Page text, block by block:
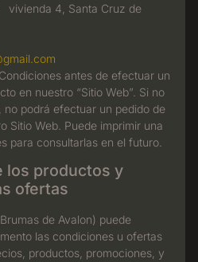
vivienda 4, Santa Cruz de
antes de efectuar un
en nuestro “Sitio Web”. Si no
no podrá efectuar un pedido de
Sitio Web. Puede imprimir una
para consultarlas en el futuro.
los productos y
ofertas
de Avalon) puede
las condiciones u ofertas
productos, promociones, y